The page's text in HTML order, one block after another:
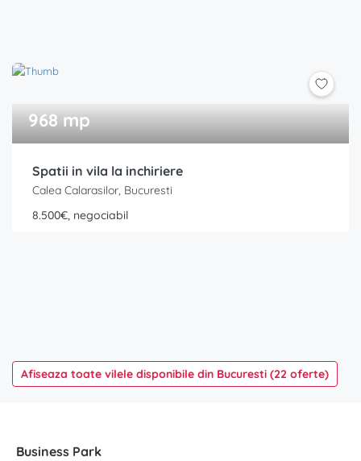
968 mp
Spatii in vila la inchiriere
Calea Calarasilor, Bucuresti
8.500€, negociabil
Afiseaza toate vilele disponibile din Bucuresti (22 oferte)
Business Park